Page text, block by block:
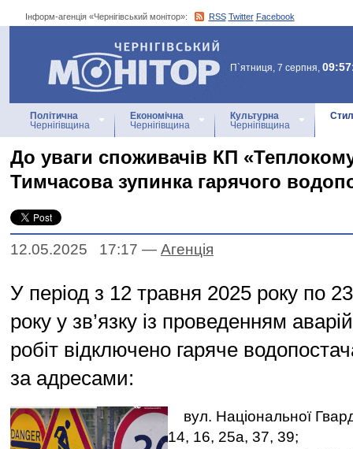
Інформ-агенція «Чернігівський монітор»: RSS Twitter Facebook
Інформ-агенція
«Чернігівський монітор»
П`ятниця, 7 серпня,
Політична
Чернігівщина
Економічна
Чернігівщина
Культурна
Чернігівщина
До уваги споживачів КП
Тимчасова зупинка гарячого
12.05.2025 17:17 — Агенцiя
У період з 12 травня 2025 року по
року у зв’язку із проведенням
робіт відключено гаряче
за адресами:
вул. Національної
14, 16, 25а, 37, 39;